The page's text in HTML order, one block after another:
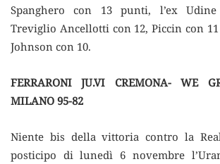
Spanghero con 13 punti, l’ex
Treviglio Ancellotti con 12, Piccin con 11
Johnson con 10.
FERRARONI JU.VI CREMONA- WE
MILANO 95-82
Niente bis della vittoria contro la
posticipo di lunedì 6 novembre